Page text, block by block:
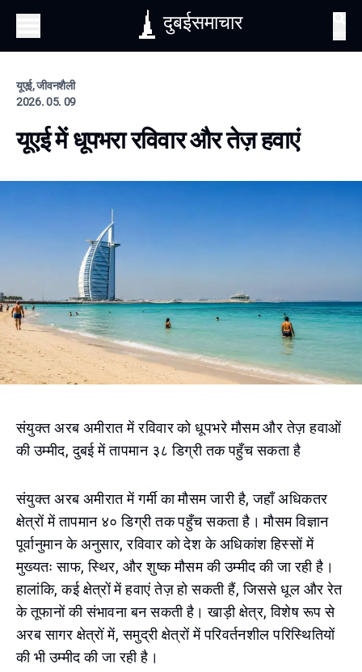
दुबईसमाचार
यूएई, जीवनशैली
2026. 05. 09
यूएई में धूपभरा रविवार और तेज़ हवाएं
संयुक्त अरब अमीरात में रविवार को धूपभरे मौसम और तेज़ हवाओं
की उम्मीद, दुबई में तापमान ३८ डिग्री तक पहुँच सकता है
संयुक्त अरब अमीरात में गर्मी का मौसम जारी है, जहाँ अधिकतर
क्षेत्रों में तापमान ४० डिग्री तक पहुँच सकता है। मौसम विज्ञान
पूर्वानुमान के अनुसार, रविवार को देश के अधिकांश हिस्सों में
मुख्यतः साफ, स्थिर, और शुष्क मौसम की उम्मीद की जा रही है।
हालांकि, कई क्षेत्रों में हवाएं तेज़ हो सकती हैं, जिससे धूल और रेत
के तूफानों की संभावना बन सकती है। खाड़ी क्षेत्र, विशेष रूप से
अरब सागर क्षेत्रों में, समुद्री क्षेत्रों में परिवर्तनशील परिस्थितियों
की भी उम्मीद की जा रही है।